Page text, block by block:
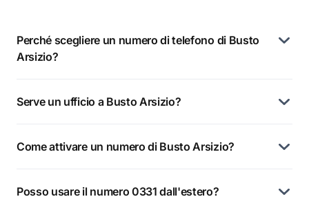
Perché scegliere un numero di telefono di Busto
Arsizio?
Serve un ufficio a Busto Arsizio?
Come attivare un numero di Busto Arsizio?
Posso usare il numero 0331 dall'estero?